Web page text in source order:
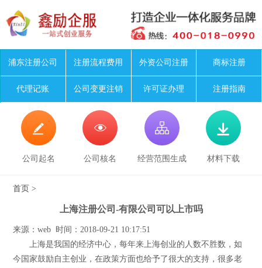
浦东注册公司 注册流程费用 外资公司注册 商标注册
代理记账 公司变更注销 许可证办理 注册指南

公司起名

公司核名

经营范围生成

材料下载
首页 >
上海注册公司-有限公司可以上市吗
来源：web 时间：2018-09-21 10:17:51
上海是我国的经济中心，每年来上海创业的人数不胜数，如
今国家鼓励自主创业，在政策方面也给予了很大的支持，很多老